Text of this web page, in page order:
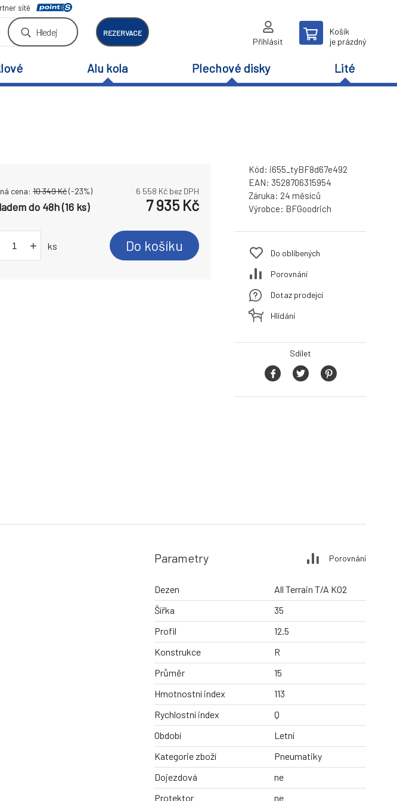
sítě
Hledej REZERVACE
Přihlásit
Košík
je prázdný
Alu kola Plechové disky Lité
cena: 10 349Kč(-23%) 6 558 Kč bez DPH
do 48h (16 ks) 7 935 Kč
+ ks Do košíku
Kód: i655_tyBF8d67e492
EAN: 3528706315954
Záruka: 24 měsíců
Výrobce: BFGoodrich
Do oblíbených
Porovnání
Dotaz prodejci
Hlídání
Sdílet
Parametry Porovnání
Dezen
All Terrain T/A KO2
Šířka
35
Profil
12.5
Konstrukce
R
Průměr
15
Hmotnostní index
113
Rychlostní index
Q
Období
Letní
Kategorie zboží
Pneumatiky
Dojezdová
ne
Protektor
ne